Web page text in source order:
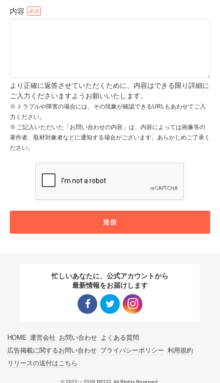
内容
より正確に返答させていただくために、内容はできる限り詳細に
ご入力くださいますようお願いいたします。
トラブルや障害の場合には、その現象が確認できるURLもあわせてご入
力ください。
ご記入いただいた「お問い合わせの内容」は、内容によっては画像等の
著作者、取材対象者などに通知する場合がございます。あらかじめご了承く
ださい。
送信
忙しいあなたに、公式アカウントから
最新情報をお届けします
HOME 運営会社 お問い合わせ よくある質問
広告掲載に関するお問い合わせ プライバシーポリシー 利用規約
リリースの送付はこちら
© 2015 ~ 2026 PECO. All Rights Reserved.